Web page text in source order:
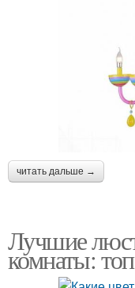
читать дальше →
Лучшие
комнаты: